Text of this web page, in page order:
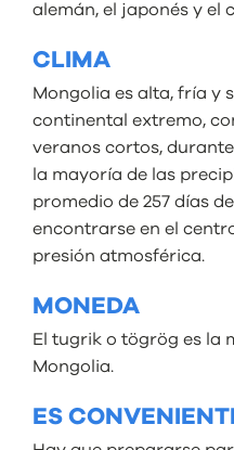
alemán, el japonés y el
CLIMA
Mongolia es alta, fría y
continental extremo,
veranos cortos,
la mayoría de las
promedio de 257 días
encontrarse en el
presión atmosférica.
MONEDA
El tugrik o tögrög es la
Mongolia.
ES